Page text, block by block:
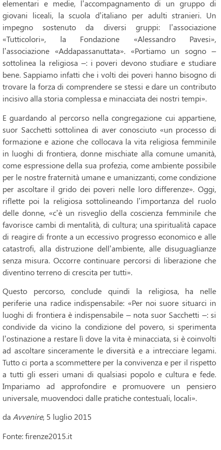
elementari e medie, l’accompagnamento di un gruppo di
giovani liceali, la scuola d’italiano per adulti stranieri. Un
impegno sostenuto da diversi gruppi: l’associazione
«Tutticolori», la Fondazione «Alessandro Pavesi»,
l’associazione «Addapassanuttata». «Portiamo un sogno –
sottolinea la religiosa –: i poveri devono studiare e studiare
bene. Sappiamo infatti che i volti dei poveri hanno bisogno di
trovare la forza di comprendere se stessi e dare un contributo
incisivo alla storia complessa e minacciata dei nostri tempi».
E guardando al percorso nella congregazione cui appartiene,
suor Sacchetti sottolinea di aver conosciuto «un processo di
formazione e azione che collocava la vita religiosa femminile
in luoghi di frontiera, donne mischiate alla comune umanità,
come espressione della sua profezia, come ambiente possibile
per le nostre fraternità umane e umanizzanti, come condizione
per ascoltare il grido dei poveri nelle loro differenze». Oggi,
riflette poi la religiosa sottolineando l’importanza del ruolo
delle donne, «c’è un risveglio della coscienza femminile che
favorisce cambi di mentalità, di cultura; una spiritualità capace
di reagire di fronte a un eccessivo progresso economico e alle
catastrofi, alla distruzione dell’ambiente, alle disuguaglianze
senza misura. Occorre continuare percorsi di liberazione che
diventino terreno di crescita per tutti».
Questo percorso, conclude quindi la religiosa, ha nelle
periferie una radice indispensabile: «Per noi suore situarci in
luoghi di frontiera è indispensabile – nota suor Sacchetti –: si
condivide da vicino la condizione del povero, si sperimenta
l’ostinazione a restare lì dove la vita è minacciata, si è coinvolti
ad ascoltare sinceramente le diversità e a intrecciare legami.
Tutto ci porta a scommettere per la convivenza e per il rispetto
a tutti gli esseri umani di qualsiasi popolo e cultura e fede.
Impariamo ad approfondire e promuovere un pensiero
universale, muovendoci dalle pratiche contestuali, locali».
da Avvenire, 5 luglio 2015
Fonte: firenze2015.it